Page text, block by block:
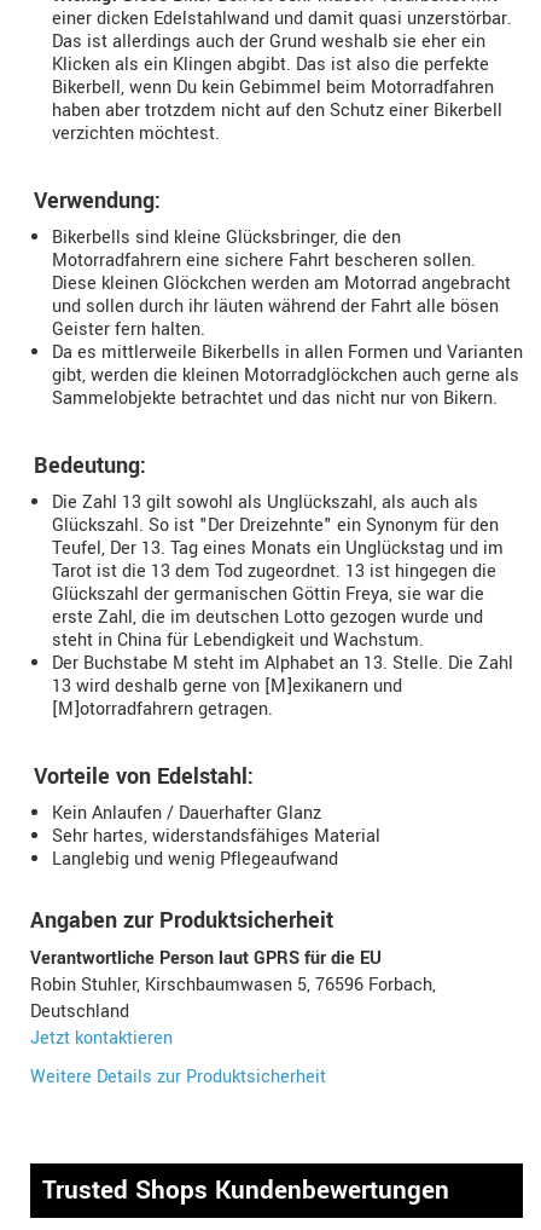
einer dicken Edelstahlwand und damit quasi unzerstörbar.
Das ist allerdings auch der Grund weshalb sie eher ein
Klicken als ein Klingen abgibt. Das ist also die perfekte
Bikerbell, wenn Du kein Gebimmel beim Motorradfahren
haben aber trotzdem nicht auf den Schutz einer Bikerbell
verzichten möchtest.
Verwendung:
Bikerbells sind kleine Glücksbringer, die den
Motorradfahrern eine sichere Fahrt bescheren sollen.
Diese kleinen Glöckchen werden am Motorrad angebracht
und sollen durch ihr läuten während der Fahrt alle bösen
Geister fern halten.
Da es mittlerweile Bikerbells in allen Formen und Varianten
gibt, werden die kleinen Motorradglöckchen auch gerne als
Sammelobjekte betrachtet und das nicht nur von Bikern.
Bedeutung:
Die Zahl 13 gilt sowohl als Unglückszahl, als auch als
Glückszahl. So ist "Der Dreizehnte" ein Synonym für den
Teufel, Der 13. Tag eines Monats ein Unglückstag und im
Tarot ist die 13 dem Tod zugeordnet. 13 ist hingegen die
Glückszahl der germanischen Göttin Freya, sie war die
erste Zahl, die im deutschen Lotto gezogen wurde und
steht in China für Lebendigkeit und Wachstum.
Der Buchstabe M steht im Alphabet an 13. Stelle. Die Zahl
13 wird deshalb gerne von [M]exikanern und
[M]otorradfahrern getragen.
Vorteile von Edelstahl:
Kein Anlaufen / Dauerhafter Glanz
Sehr hartes, widerstandsfähiges Material
Langlebig und wenig Pflegeaufwand
Angaben zur Produktsicherheit
Verantwortliche Person laut GPRS für die EU
Robin Stuhler, Kirschbaumwasen 5, 76596 Forbach,
Deutschland
Jetzt kontaktieren
Weitere Details zur Produktsicherheit
Trusted Shops Kundenbewertungen